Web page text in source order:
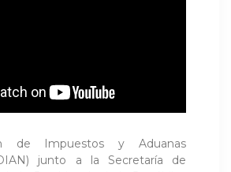
de Impuestos y Aduanas
junto a la Secretaría de